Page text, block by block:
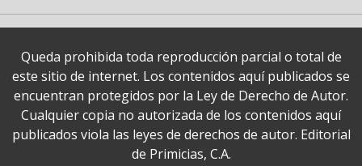
Queda prohibida toda reproducción parcial o total de
este sitio de internet. Los contenidos aquí publicados se
encuentran protegidos por la Ley de Derecho de Autor.
Cualquier copia no autorizada de los contenidos aquí
publicados viola las leyes de derechos de autor. Editorial
de Primicias, C.A.